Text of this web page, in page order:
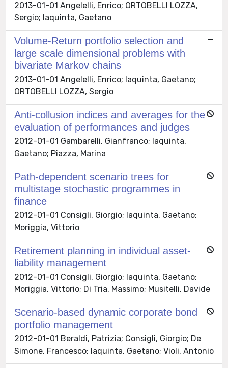
2013-01-01 Angelelli, Enrico; ORTOBELLI LOZZA,
Sergio; Iaquinta, Gaetano
Volume-Return portfolio selection and
large scale dimensional problems with
bivariate Markov chains
2013-01-01 Angelelli, Enrico; Iaquinta, Gaetano;
ORTOBELLI LOZZA, Sergio
Anti-collusion indices and averages for the
evaluation of performances and judges
2012-01-01 Gambarelli, Gianfranco; Iaquinta,
Gaetano; Piazza, Marina
Path-dependent scenario trees for
multistage stochastic programmes in
finance
2012-01-01 Consigli, Giorgio; Iaquinta, Gaetano;
Moriggia, Vittorio
Retirement planning in individual asset-
liability management
2012-01-01 Consigli, Giorgio; Iaquinta, Gaetano;
Moriggia, Vittorio; Di Tria, Massimo; Musitelli, Davide
Scenario-based dynamic corporate bond
portfolio management
2012-01-01 Beraldi, Patrizia; Consigli, Giorgio; De
Simone, Francesco; Iaquinta, Gaetano; Violi, Antonio